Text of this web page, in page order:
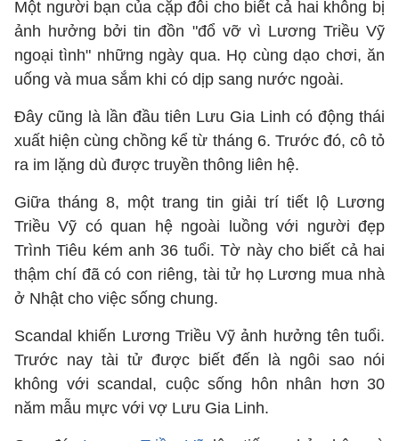
Một người bạn của cặp đôi cho biết cả hai không bị
ảnh hưởng bởi tin đồn "đổ vỡ vì Lương Triều Vỹ
ngoại tình" những ngày qua. Họ cùng dạo chơi, ăn
uống và mua sắm khi có dịp sang nước ngoài.
Đây cũng là lần đầu tiên Lưu Gia Linh có động thái
xuất hiện cùng chồng kể từ tháng 6. Trước đó, cô tỏ
ra im lặng dù được truyền thông liên hệ.
Giữa tháng 8, một trang tin giải trí tiết lộ Lương
Triều Vỹ có quan hệ ngoài luồng với người đẹp
Trình Tiêu kém anh 36 tuổi. Tờ này cho biết cả hai
thậm chí đã có con riêng, tài tử họ Lương mua nhà
ở Nhật cho việc sống chung.
Scandal khiến Lương Triều Vỹ ảnh hưởng tên tuổi.
Trước nay tài tử được biết đến là ngôi sao nói
không với scandal, cuộc sống hôn nhân hơn 30
năm mẫu mực với vợ Lưu Gia Linh.